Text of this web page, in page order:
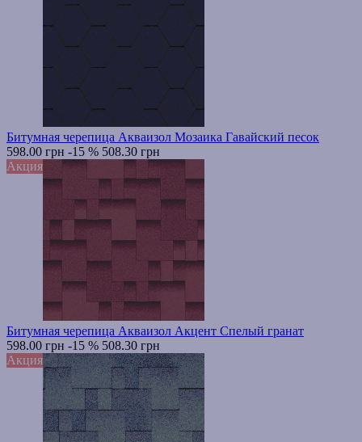
Битумная черепица Акваизол Мозаика Гавайский песок
598.00 грн -15 % 508.30 грн
Акция
Битумная черепица Акваизол Акцент Спелый гранат
598.00 грн -15 % 508.30 грн
Акция